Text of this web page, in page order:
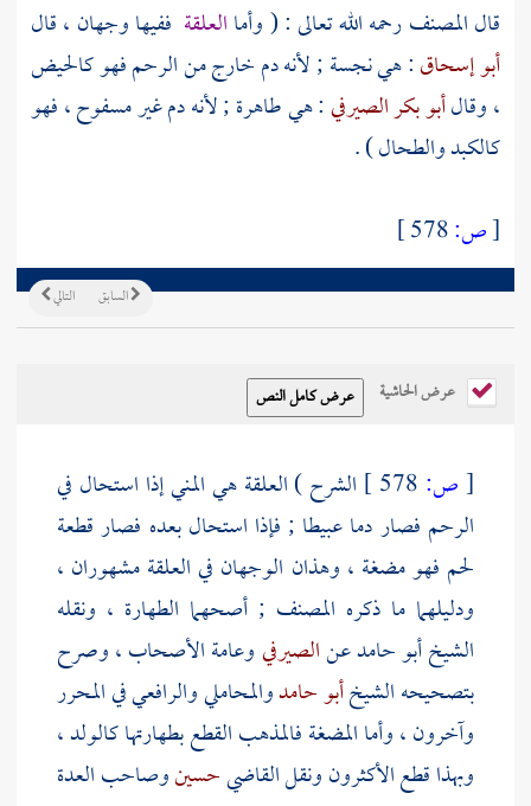
قالالمصنفرحمه الله تعالى : ( وأماالعلقة ففيها وجهان ، قال
أبو إسحاق: هي نجسة ; لأنه دم خارج من الرحم فهو كالحيض
، وقالأبو بكر الصيرفي: هي طاهرة ; لأنه دم غير مسفوح ، فهو
كالكبد والطحال ) .
[ص:
التالي السابق
عرض الحاشية
[ص:
الشرح ) العلقة هي المني إذا استحال في
الرحم فصار دما عبيطا ; فإذا استحال بعده فصار قطعة
لحم فهو مضغة ، وهذان الوجهان في العلقة مشهوران ،
ودليلهما ما ذكره المصنف ; أصحهما الطهارة ، ونقله
الشيخأبو حامدعنالصيرفيوعامة الأصحاب ، وصرح
بتصحيحه الشيخأبو حامدوالمحامليوالرافعيفي المحرر
وآخرون ، وأما المضغة فالمذهب القطع بطهارتها كالولد ،
وبهذا قطع الأكثرون ونقل القاضيحسينوصاحب العدة